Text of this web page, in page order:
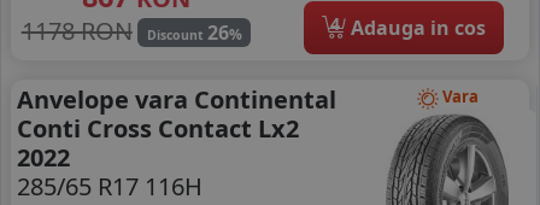
1178 RON
Discount 26%
4 Adauga in cos
Vara
Anvelope vara Continental
Conti Cross Contact Lx2
2022
285/65 R17 116H